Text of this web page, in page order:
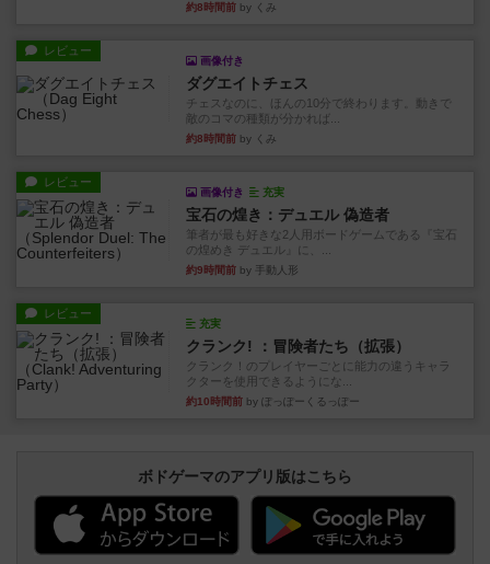
約8時間前 by くみ
レビュー
画像付き
ダグエイトチェス
チェスなのに、ほんの10分で終わります。動きで
敵のコマの種類が分かれば...
約8時間前 by くみ
レビュー
画像付き 充実
宝石の煌き：デュエル 偽造者
筆者が最も好きな2人用ボードゲームである『宝石
の煌めき デュエル』に、...
約9時間前 by 手動人形
レビュー
充実
クランク! ：冒険者たち（拡張）
クランク！のプレイヤーごとに能力の違うキャラ
クターを使用できるようにな...
約10時間前 by ぽっぽーくるっぽー
ボドゲーマのアプリ版はこちら